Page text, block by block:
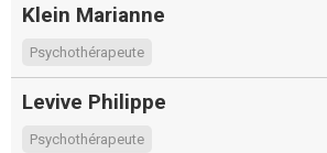
Klein Marianne
Psychothérapeute
Levive Philippe
Psychothérapeute